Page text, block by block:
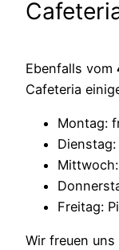
Ebenfalls vom
Cafeteria
Montag:
Freitag:
Wir freuen uns